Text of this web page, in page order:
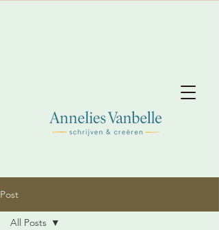
Post
All Posts